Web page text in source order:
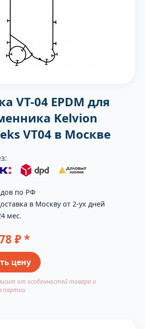
VT-04 EPDM для
Kelvion
VT04 в Москве
по РФ
в Москву от 2-ух дней
мес.
₽ *
цену
от особенностей товара и
партии